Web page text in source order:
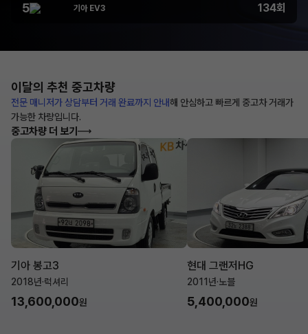
5 기아 EV3 134회
이달의 추천 중고차량
전문 매니저가 상담부터 거래 완료까지 안내해 안심하고 빠르게 중고차 거래가
가능한 차량입니다.
중고차량 더 보기
기아 봉고3
2018년·럭셔리
13,600,000원
현대 그랜저HG
2011년·노블
5,400,000원